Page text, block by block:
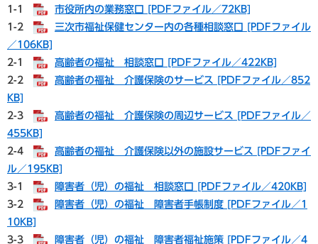
1-1
市役所内の業務窓口 [PDFファイル／72KB]
1-2
三次市福祉保健センター内の各種相談窓口 [PDFファイル
／106KB]
2-1
高齢者の福祉 相談窓口 [PDFファイル／422KB]
2-2
高齢者の福祉 介護保険のサービス [PDFファイル／852
KB]
2-3
高齢者の福祉 介護保険の周辺サービス [PDFファイル／
455KB]
2-4
高齢者の福祉 介護保険以外の施設サービス [PDFファイ
ル／195KB]
3-1
障害者（児）の福祉 相談窓口 [PDFファイル／420KB]
3-2
障害者（児）の福祉 障害者手帳制度 [PDFファイル／1
10KB]
3-3
障害者（児）の福祉 障害者福祉施策 [PDFファイル／4